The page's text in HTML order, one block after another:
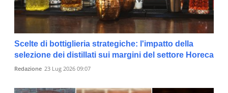
Scelte di bottiglieria strategiche: l'impatto della
selezione dei distillati sui margini del settore Horeca
Redazione 23 Lug 2026 09:07